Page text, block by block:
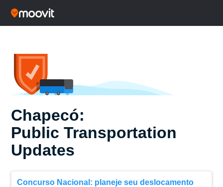
Chapecó:
Public Transportation
Updates
Concurso Nacional: planeje seu deslocamento